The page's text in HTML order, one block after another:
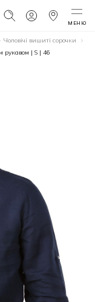
МЕНЮ
Чоловічі вишиті сорочки
рукавом | S | 46